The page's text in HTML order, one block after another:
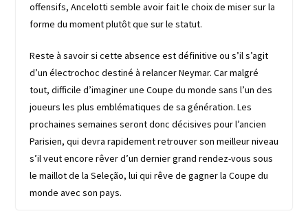
offensifs, Ancelotti semble avoir fait le choix de miser sur la
forme du moment plutôt que sur le statut.
Reste à savoir si cette absence est définitive ou s’il s’agit
d’un électrochoc destiné à relancer Neymar. Car malgré
tout, difficile d’imaginer une Coupe du monde sans l’un des
joueurs les plus emblématiques de sa génération. Les
prochaines semaines seront donc décisives pour l’ancien
Parisien, qui devra rapidement retrouver son meilleur niveau
s’il veut encore rêver d’un dernier grand rendez-vous sous
le maillot de la Seleção, lui qui rêve de gagner la Coupe du
monde avec son pays.